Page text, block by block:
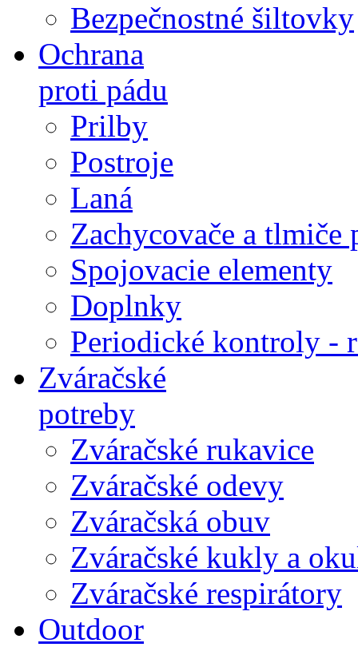
Bezpečnostné šiltovky
Ochrana
proti pádu
Prilby
Postroje
Laná
Zachycovače a tlmiče
Spojovacie elementy
Doplnky
Periodické kontroly -
Zváračské
potreby
Zváračské rukavice
Zváračské odevy
Zváračská obuv
Zváračské kukly a
Zváračské respirátory
Outdoor